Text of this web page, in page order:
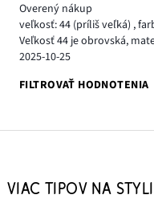
Overený nákup
veľkosť: 44 (príliš veľká) ,
Veľkosť 44 je obrovská,
2025-10-25
FILTROVAŤ HODNOTENIA
VIAC TIPOV NA